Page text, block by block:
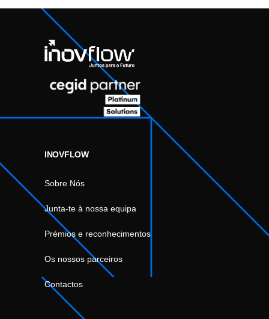
INOVFLOW
Sobre Nós
Junta-te à nossa equipa
Prémios e reconhecimentos
Os nossos parceiros
Contactos